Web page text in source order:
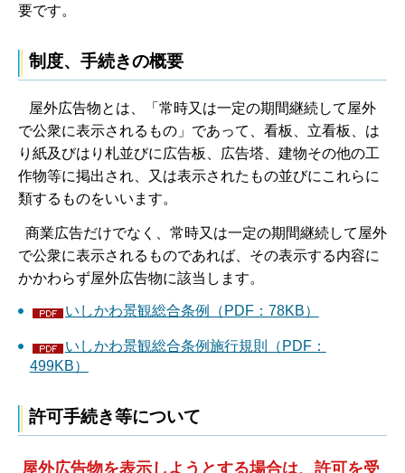
要です。
制度、手続きの概要
屋外広告物とは、「常時又は一定の期間継続して屋外
で公衆に表示されるもの」であって、看板、立看板、は
り紙及びはり札並びに広告板、広告塔、建物その他の工
作物等に掲出され、又は表示されたもの並びにこれらに
類するものをいいます。
商業広告だけでなく、常時又は一定の期間継続して屋外
で公衆に表示されるものであれば、その表示する内容に
かかわらず屋外広告物に該当します。
いしかわ景観総合条例（PDF：78KB）
いしかわ景観総合条例施行規則（PDF：
499KB）
許可手続き等について
屋外広告物を表示しようとする場合は、許可を受